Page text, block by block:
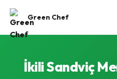
Green Chef
İkili Sandviç